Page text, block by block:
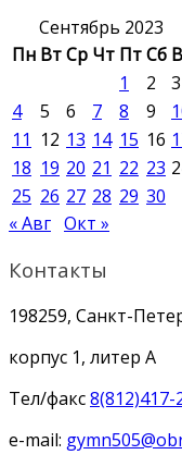
Сентябрь 2023
Пн ВтСр Чт ПтСб
1
2
3
4
5 6 7 8 9
11 12 13 14 15 16
18 19 20 21 22 23
25 26 27 28 29 30
« Авг Окт »
Контакты
198259, Санкт-
корпус 1, литер А
Тел/факс8(812)417-
e-mail: